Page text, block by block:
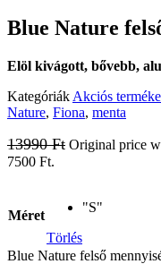
Blue Nature
Elöl kivágott, bővebb,
Kategóriák Akciós
Nature, Fiona, menta
13990Ft Original price
7500 Ft.
Méret
"S"
Törlés
Blue Nature felső